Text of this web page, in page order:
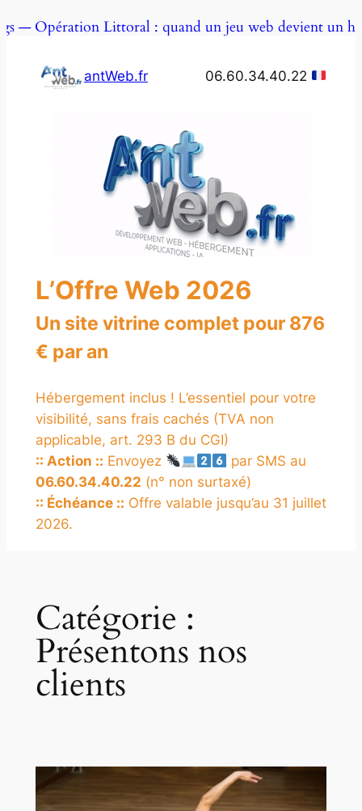
au
Littoral : quand un jeu web devient un hommage
antWeb.fr 06.60.34.40.22
L’Offre Web 2026
Un site vitrine complet pour 876
€ par an
Hébergement inclus ! L’essentiel pour votre
visibilité, sans frais cachés (TVA non
applicable, art. 293 B du CGI)
:: Action :: Envoyez
par SMS au
06.60.34.40.22 (n° non surtaxé)
:: Échéance :: Offre valable jusqu’au 31 juillet
2026.
Catégorie :
Présentons nos
clients